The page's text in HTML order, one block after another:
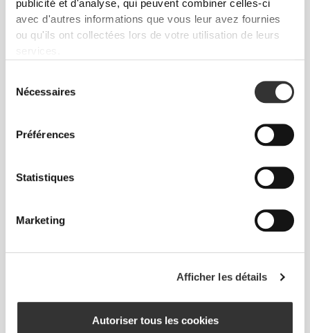
publicité et d'analyse, qui peuvent combiner celles-ci
avec d'autres informations que vous leur avez fournies
ou qu'ils ont collectées lors de votre utilisation de leurs
Nécessaires
Préférences
Statistiques
Marketing
Afficher les détails
Autoriser tous les cookies
LONGUEUR
S
43.3"
XL
22
117.9